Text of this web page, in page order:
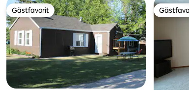
Gästfavorit
Gästfavorit